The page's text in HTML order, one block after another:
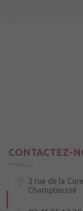
CONTACTEZ-
3 rue de la Cure
Champteussé